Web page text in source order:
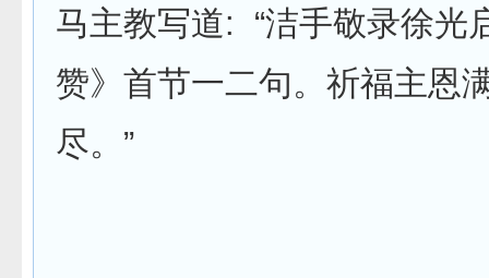
马主教写道: “洁手敬录徐光
赞》首节一二句。祈福主恩
尽。”